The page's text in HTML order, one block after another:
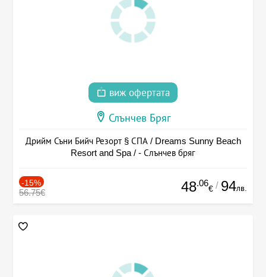
виж офертата
Слънчев Бряг
Дрийм Съни Бийч Резорт § СПА / Dreams Sunny Beach
Resort and Spa / - Слънчев бряг
-15%
56.75€ 48.06
€ / 94лв.